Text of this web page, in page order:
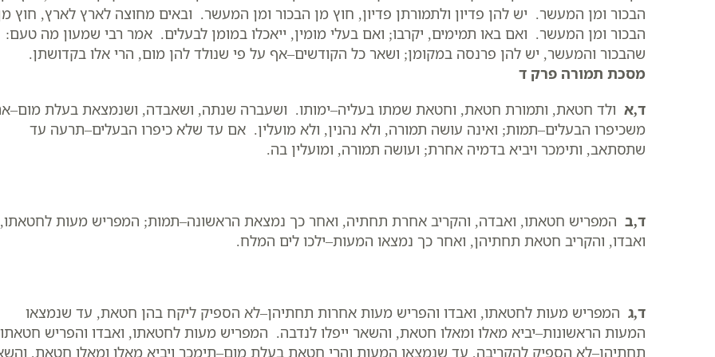
הבכור ומן המעשר. יש להן פדיון ולתמורתן פדיון, חוץ מן הבכור ומן המעשר. ובאים מחוצה לארץ לארץ, חוץ
הבכור ומן המעשר. ואם באו תמימים, יקרבו; ואם בעלי מומין, ייאכלו במומן לבעלים. אמר רבי שמעון מה טעם:
שהבכור והמעשר, יש להן פרנסה במקומן; ושאר כל הקודשים–אף על פי שנולד להן מום, הרי אלו בקדושתן.
מסכת תמורה פרק ד
ד,א ולד חטאת, ותמורת חטאת, וחטאת שמתו בעליה–ימותו. ושעברה שנתה, ושאבדה, ושנמצאת בעלת
משכיפרו הבעלים–תמות; ואינה עושה תמורה, ולא נהנין, ולא מועלין. אם עד שלא כיפרו הבעלים–תרעה עד
שתסתאב, ותימכר ויביא בדמיה אחרת; ועושה תמורה, ומועלין בה.
ד,ב המפריש חטאתו, ואבדה, והקריב אחרת תחתיה, ואחר כך נמצאת הראשונה–תמות; המפריש מעות לחטאתו,
ואבדו, והקריב חטאת תחתיהן, ואחר כך נמצאו המעות–ילכו לים המלח.
ד,ג המפריש מעות לחטאתו, ואבדו והפריש מעות אחרות תחתיהן–לא הספיק ליקח בהן חטאת, עד שנמצאו
המעות הראשונות–יביא מאלו ומאלו חטאת, והשאר ייפלו לנדבה. המפריש מעות לחטאתו, ואבדו והפריש חטאתו
תחתיהן–לא הספיק להקריבה, עד שנמצאו המעות והרי חטאת בעלת מום–תימכר ויביא מאלו ומאלו חטאת,